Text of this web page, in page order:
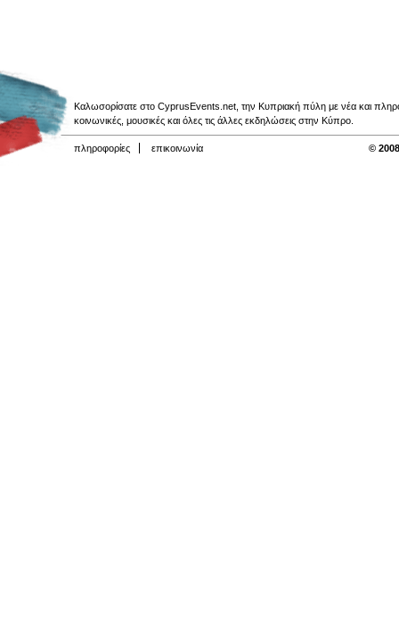
Καλωσορίσατε στο CyprusEvents.net, την Κυπριακή πύλη με νέα και
κοινωνικές, μουσικές και όλες τις άλλες εκδηλώσεις στην Κύπρο.
πληροφορίες επικοινωνία ©